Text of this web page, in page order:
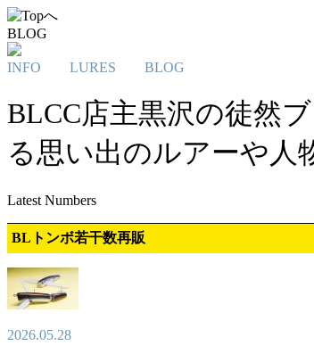
BLOG
INFO LURES BLOG
BLCC店主黒沢の徒然
る思い出のルアーや人
Latest Numbers
BLトンボ若干数再販
2026.05.28